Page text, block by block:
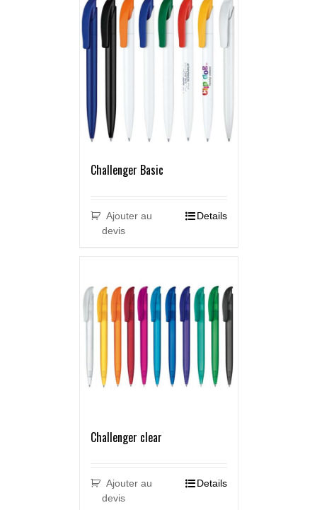
Challenger Basic
Ajouter au
devis
Details
Challenger clear
Ajouter au
devis
Details